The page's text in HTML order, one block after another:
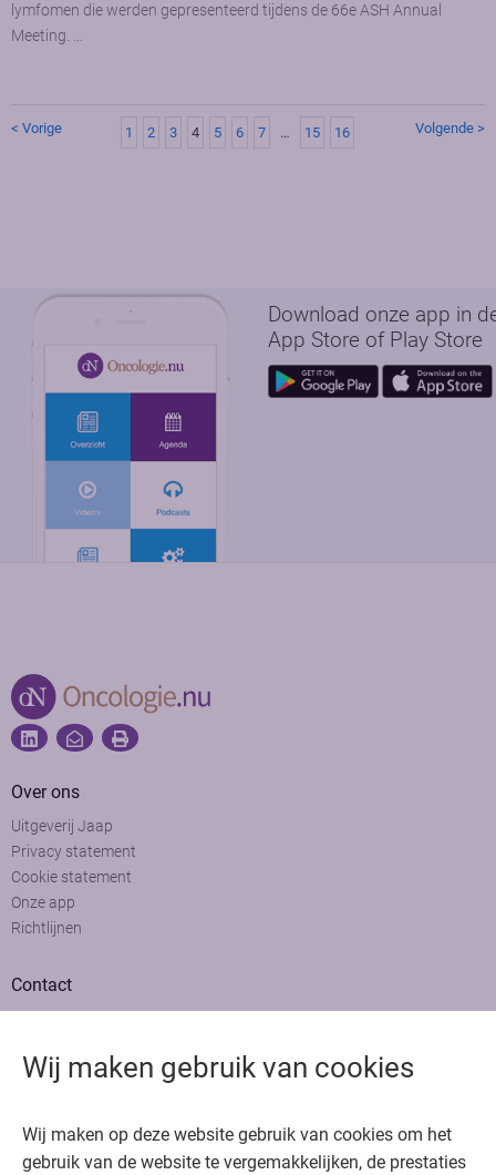
Wij maken gebruik van cookies
Wij maken op deze website gebruik van cookies om het
gebruik van de website te vergemakkelijken, de prestaties
Bedankt voor het bezoeken van Oncologie.nu
Krijg gratis toegang in 30 seconden of log in om verder te gaan
lymfomen die werden gepresenteerd tijdens de 66e ASH Annual
Meeting. …
< Vorige 1 2 3 4 5 6 7 … 15 16 Volgende >
Download onze app in
App Store of Play Store
Over ons
Uitgeverij Jaap
Privacy statement
Cookie statement
Onze app
Richtlijnen
Contact
Adverteren